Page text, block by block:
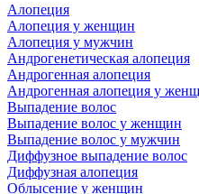
Алопеция
Алопеция у женщин
Алопеция у мужчин
Андрогенетическая алопеция
Андрогенная алопеция
Андрогенная алопеция у
Выпадение волос
Выпадение волос у женщин
Выпадение волос у мужчин
Диффузное выпадение волос
Диффузная алопеция
Облысение у женщин